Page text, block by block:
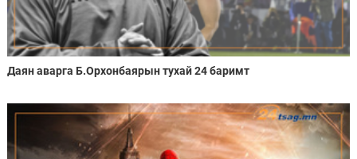
Даян аварга Б.Орхонбаярын тухай 24 баримт